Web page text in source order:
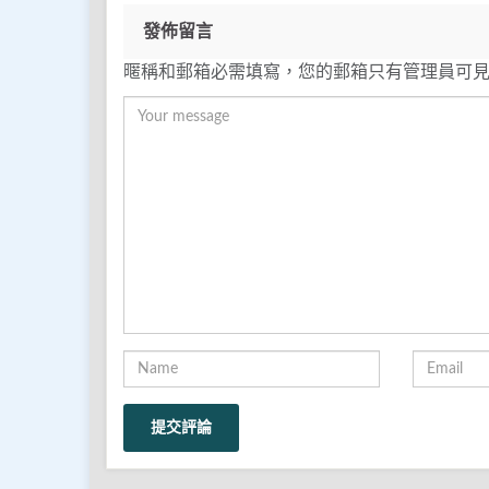
發佈留言
暱稱和郵箱必需填寫，您的郵箱只有管理員可